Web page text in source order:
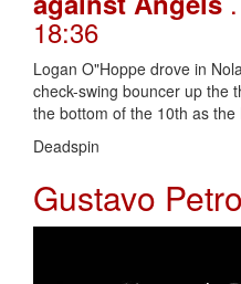
18:36
Logan O"Hoppe drove in
check-swing bouncer up the
the bottom of the 10th as the
Deadspin
Gustavo Petro